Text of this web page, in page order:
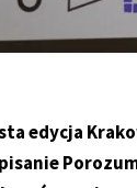
edycja